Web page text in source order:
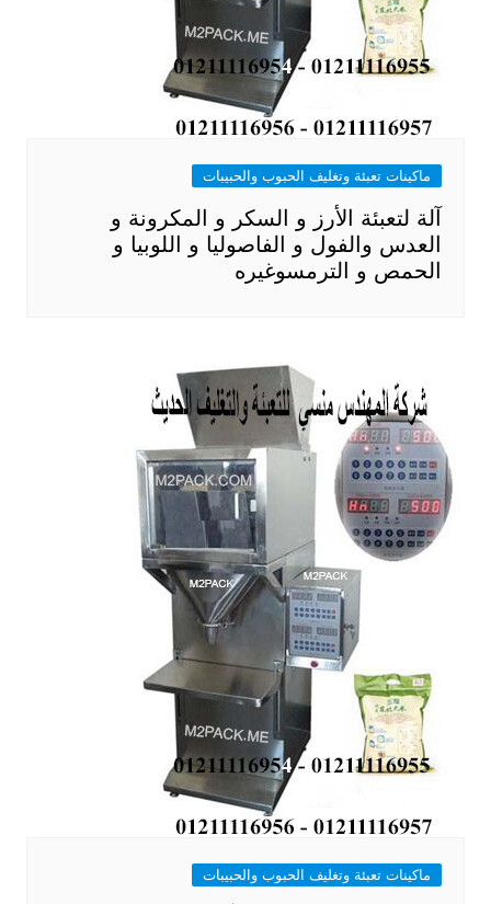
ماكينات تعبئة وتغليف الحبوب والحبيبات
آلة لتعبئة الأرز و السكر و المكرونة و
العدس والفول و الفاصوليا و اللوبيا و
الحمص و الترمسوغيره
ماكينات تعبئة وتغليف الحبوب والحبيبات